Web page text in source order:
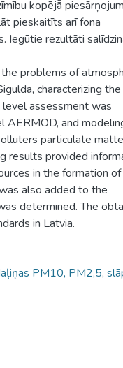
kopējā̄
pieskaitīts arī fona
Iegūtie rezultāti
problems of
characterizing the
assessment was
AERMOD, and
particulate
results provided
in the formation
also added to the
determined. The
in Latvia.
PM10, PM2,5,